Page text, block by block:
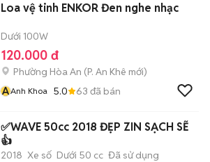
Loa vệ tinh ENKOR Đen nghe nhạc
Dưới 100W
120.000 đ
Phường Hòa An (P. An Khê mới)
AAnh Khoa 5.0 63 đã bán
✅WAVE 50cc 2018 ĐẸP ZIN SẠCH SẼ
👍
2018 Xe số Dưới 50 cc Đã sử dụng